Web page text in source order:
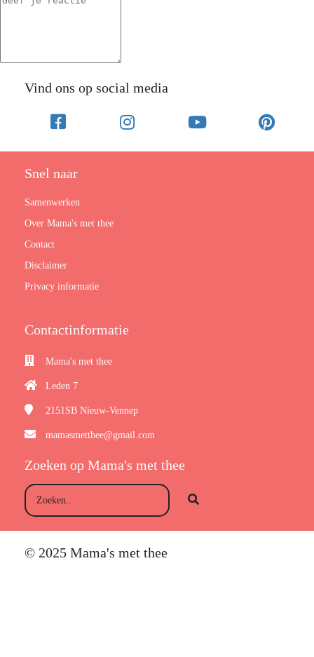
Vind ons op social media
Snel naar
Samenwerken
Over Mama's met thee
Contact
Disclaimer
Privacy informatie
Contactinformatie
Mama's met thee
Leden 7
2151SB Nieuw-Vennep
mamasmetthee@gmail.com
Zoeken op Mama's met thee
© 2025 Mama's met thee